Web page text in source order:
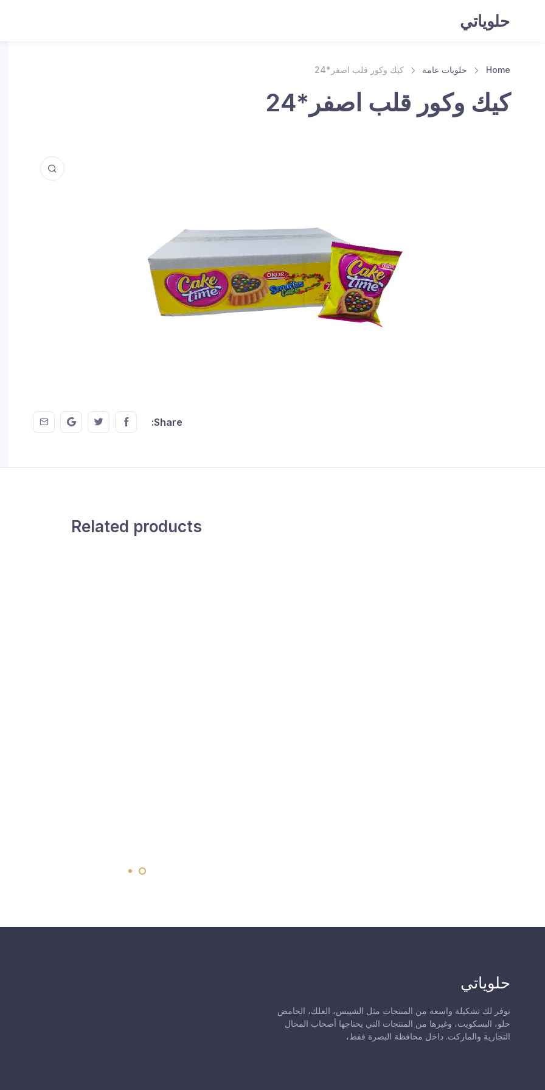
حلوياتي
Home حلويات عامة كيك وكور قلب اصفر*24
كيك وكور قلب اصفر*24
Share:
Share this on FaceBook
Share this on Twitter
on GMail
Related products
حلوياتي
نوفر لك تشكيلة واسعة من المنتجات مثل الشيبس، العلك، الحامض
حلو، البسكويت، وغيرها من المنتجات التي يحتاجها أصحاب المحال
التجارية والماركت. داخل محافظة البصرة فقط،